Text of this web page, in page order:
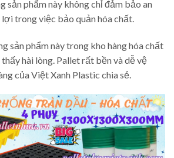
sản phẩm này không chỉ đảm bảo an
trong việc bảo quản hóa chất.
sản phẩm này trong kho hàng hóa chất
hài lòng. Pallet rất bền và dễ vệ
của Việt Xanh Plastic chia sẻ.